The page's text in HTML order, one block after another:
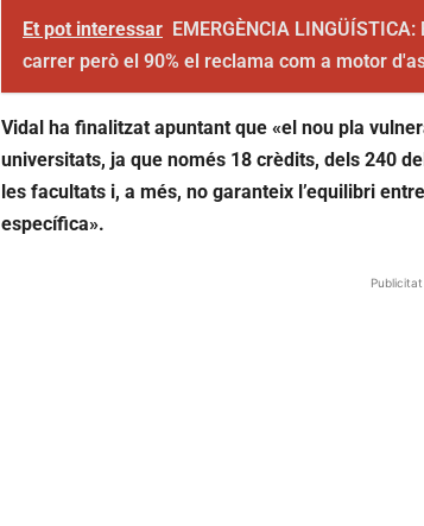
Et pot interessar EMERGÈNCIA
carrer però el 90% el reclama com a motor
Vidal ha finalitzat apuntant que «el nou pla
universitats, ja que només 18 crèdits, dels 240
les facultats i, a més, no garanteix l’equilibri
específica».
Publicitat